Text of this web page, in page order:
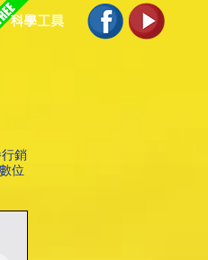
科學工具
銷
數位